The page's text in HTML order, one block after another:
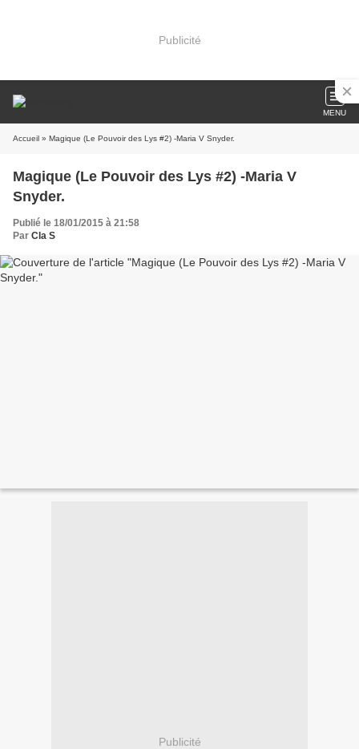
Publicité
MENU
Accueil » Magique (Le Pouvoir des Lys #2) -Maria V Snyder.
Magique (Le Pouvoir des Lys #2) -Maria V
Snyder.
Publié le 18/01/2015 à 21:58
Par Cla S
Publicité